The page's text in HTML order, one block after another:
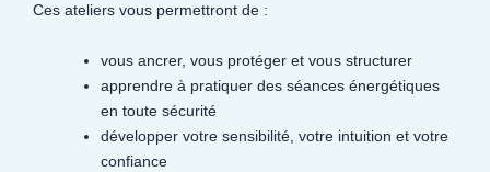
Ces ateliers vous permettront de :
vous ancrer, vous protéger et vous structurer
apprendre à pratiquer des séances énergétiques
en toute sécurité
développer votre sensibilité, votre intuition et votre
confiance